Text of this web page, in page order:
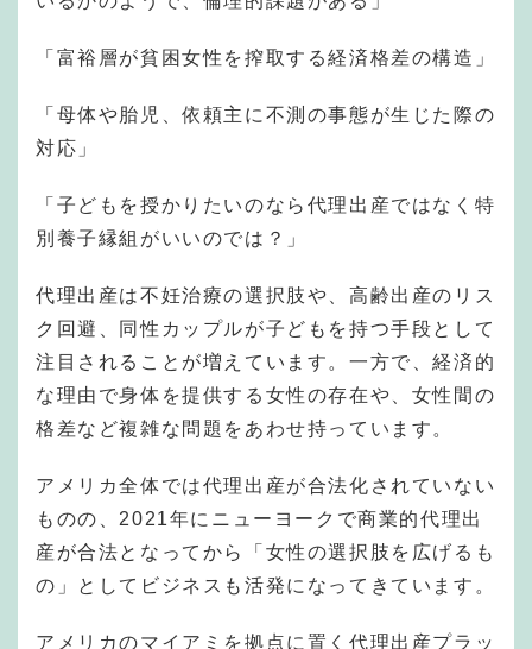
「富裕層が貧困女性を搾取する経済格差の構造」
「母体や胎児、依頼主に不測の事態が生じた際の
対応」
「子どもを授かりたいのなら代理出産ではなく特
別養子縁組がいいのでは？」
代理出産は不妊治療の選択肢や、高齢出産のリス
ク回避、同性カップルが子どもを持つ手段として
注目されることが増えています。一方で、経済的
な理由で身体を提供する女性の存在や、女性間の
格差など複雑な問題をあわせ持っています。
アメリカ全体では代理出産が合法化されていない
ものの、2021年にニューヨークで商業的代理出
産が合法となってから「女性の選択肢を広げるも
の」としてビジネスも活発になってきています。
アメリカのマイアミを拠点に置く代理出産プラッ